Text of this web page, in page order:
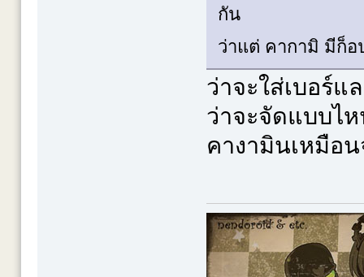
กัน
ว่าแต่ คากามิ มีก็อ
ว่าจะใส่เบอร์
ว่าจะจัดแบบไ
คางามินเหมือ